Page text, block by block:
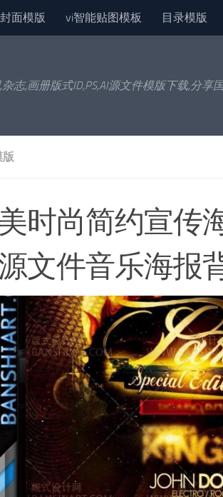
封面模版 vi智能贴图模板 目录模版
志,画册版式ID,PS,AI源文件模版下载,分享
版
时尚简约宣传
文件音乐海报